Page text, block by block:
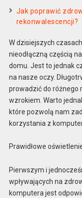
Jak poprawić
rekonwalescencji?
W dzisiejszych
nieodłączną częścią
domu. Jest to jednak
na nasze oczy.
prowadzić do różnego
wzrokiem. Warto
które pozwolą nam
korzystania z
Prawidłowe
Pierwszym i
wpływających na
komputera jest